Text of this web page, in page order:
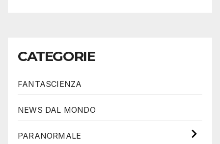
CATEGORIE
FANTASCIENZA
NEWS DAL MONDO
PARANORMALE